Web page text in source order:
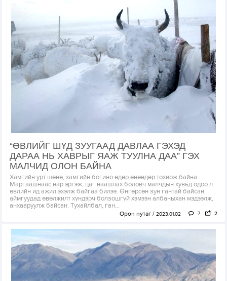
“ӨВЛИЙГ ШҮД ЗУУГААД ДАВЛАА ГЭХЭД
ДАРАА НЬ ХАВРЫГ ЯАЖ ТУУЛНА ДАА” ГЭХ
МАЛЧИД ОЛОН БАЙНА
Хамгийн урт шөнө, хамгийн богино өдөр өнөөдөр тохиож байна.
Маргаашнаас нар эргэж, цаг наашлах боловч малчдын хувьд одоо л
өвлийн ид ажил эхэлж байгаа билээ. Өнгөрсөн зун гантай байсан
аймгуудад өвөлжилт хүндэрч болзошгүй хэмээн албаныхан мэдээлж,
анхааруулж байсан. Тухайлбал, ган...
Орон нутаг 2023.01.02 7 2